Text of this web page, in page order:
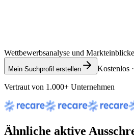
Wettbewerbsanalyse und Markteinblicke
Mein Suchprofil erstellen Kostenlos
Vertraut von 1.000+ Unternehmen
Ähnliche aktive